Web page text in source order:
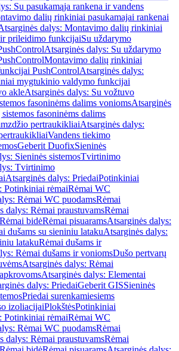
Su pasukamąja rankena ir vandens
dalių rinkiniai pasukamajai rankenai
dalys: Montavimo dalių rinkiniai
prileidimo funkcijaiSu uždarymo
Atsarginės dalys: Su uždarymo
Montavimo dalių rinkiniai
PushControlAtsarginės dalys:
mygtukinio valdymo funkcijai
akleAtsarginės dalys: Su vožtuvo
fasoninėms dalims voniomsAtsarginės
fasoninėms dalims
pertraukikliaiAtsarginės dalys:
Vandens tiekimo
Geberit DuofixSieninės
Sieninės sistemosTvirtinimo
Tvirtinimo
Atsarginės dalys: PriedaiPotinkiniai
Potinkiniai rėmaiRėmai WC
Rėmai WC puodamsRėmai
dalys: Rėmai praustuvamsRėmai
bidėRėmai pisuaramsAtsarginės dalys:
dušams su sieniniu latakuAtsarginės dalys:
latakuRėmai dušams ir
Rėmai dušams ir voniomsDušo pertvarų
Atsarginės dalys: Rėmai
Atsarginės dalys: Elementai
dalys: PriedaiGeberit GISSieninės
Priedai surenkamiesiems
izoliacijaiPlokštėsPotinkiniai
Potinkiniai rėmaiRėmai WC
Rėmai WC puodamsRėmai
dalys: Rėmai praustuvamsRėmai